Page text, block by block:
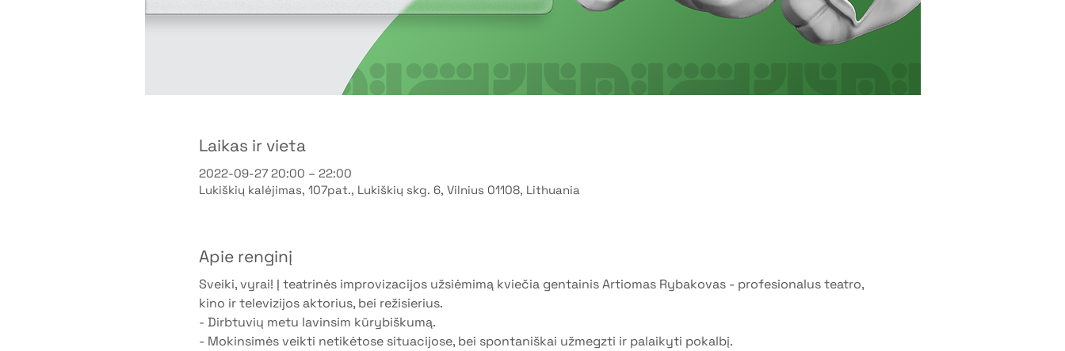
Laikas ir vieta
2022-09-27 20:00 – 22:00
Lukiškių kalėjimas, 107pat., Lukiškių skg. 6, Vilnius 01108, Lithuania
Apie renginį
Sveiki, vyrai! Į teatrinės improvizacijos užsiėmimą kviečia gentainis Artiomas Rybakovas - profesionalus teatro,
kino ir televizijos aktorius, bei režisierius.
- Dirbtuvių metu lavinsim kūrybiškumą.
- Mokinsimės veikti netikėtose situacijose, bei spontaniškai užmegzti ir palaikyti pokalbį.